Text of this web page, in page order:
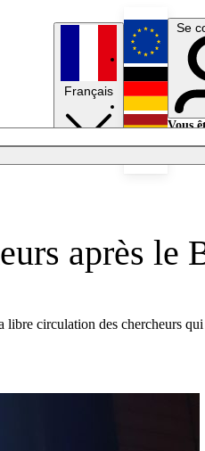
Français
English
Deutsch
Se
Vous
après le
circulation des chercheurs